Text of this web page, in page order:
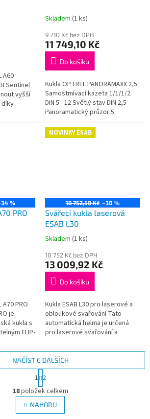
A60
Sentinel
vyšší
díky
Skladem (1 ks)
9 710 Kč bez DPH
11 749,10 Kč
Do košíku
Kukla OPTREL PANORAMAXX 2,5
Samostmívací kazeta 1/1/1/2.
DIN 5 - 12 Světlý stav DIN 2,5
Panoramatický průzor 5
senzorů. Autopilot, True color,
Twilight. Li-Pol akumulátor
%
PRO
A70 PRO
je
kukla s
FLIP-
NOVINKY ESAB
18 752,58 Kč –30 %
Svářecí kukla laserová
ESAB L30
Průměrné
produktu
je
5,0
hvězdiček.
Skladem (1 ks)
10 752 Kč bez DPH
13 009,92 Kč
Do košíku
Kukla ESAB L30 pro laserové a
obloukové svařování Tato
automatická helma je určená
pro laserové svařování a
Nová řada kukel má tyto...
O
v
l
á
NAČÍST 6 DALŠÍCH
t
r
á
n
k
1 2
18položek celkem
NAHORU